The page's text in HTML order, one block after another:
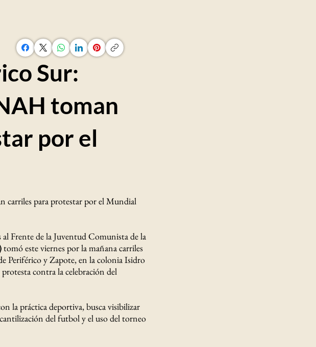
Sur:
toman
por el
carriles para protestar por el Mundial
Frente de la Juventud Comunista de la
tomó este viernes por la mañana carriles
Periférico y Zapote, en la colonia Isidro
contra la celebración del
la práctica deportiva, busca visibilizar
del futbol y el uso del torneo